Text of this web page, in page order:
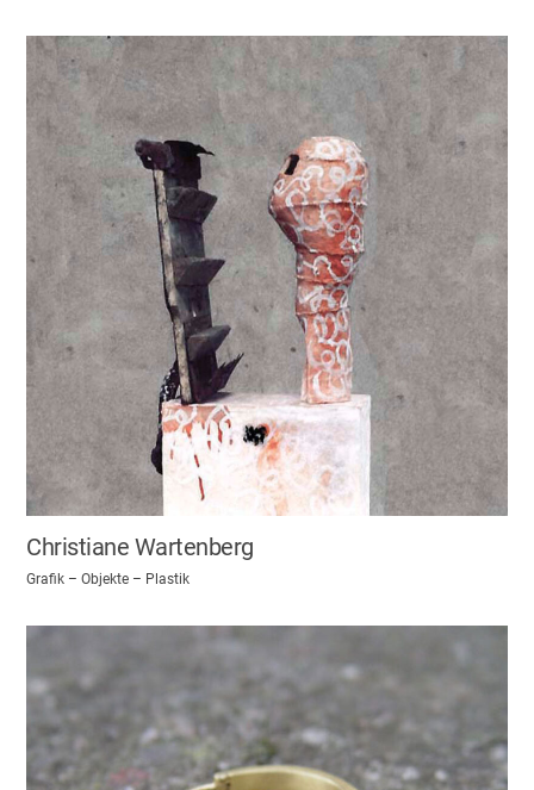
Christiane Wartenberg
Grafik – Objekte – Plastik